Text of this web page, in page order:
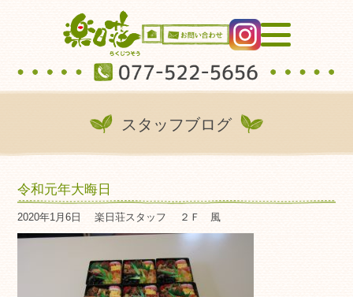
スタッフブログ
令和元年大晦日
2020年1月6日 楽日荘スタッフ ２Ｆ 風